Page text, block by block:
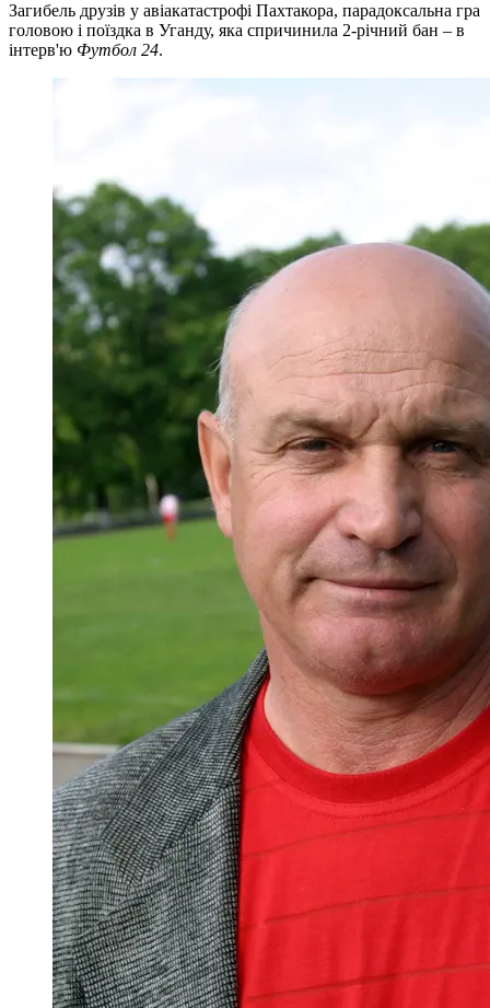
Загибель друзів у авіакатастрофі Пахтакора, парадоксальна гра
головою і поїздка в Уганду, яка спричинила 2-річний бан – в
інтерв'ю Футбол 24.